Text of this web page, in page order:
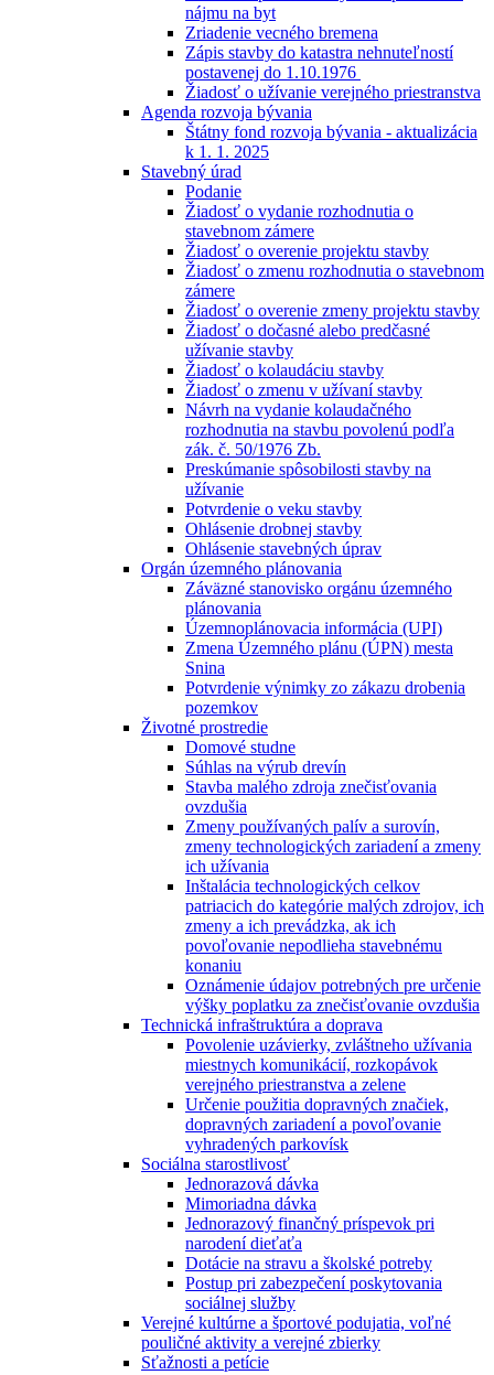
nájmu na byt
Zriadenie vecného bremena
Zápis stavby do katastra nehnuteľností
postavenej do 1.10.1976
Žiadosť o užívanie verejného priestranstva
Agenda rozvoja bývania
Štátny fond rozvoja bývania - aktualizácia
k 1. 1. 2025
Stavebný úrad
Podanie
Žiadosť o vydanie rozhodnutia o
stavebnom zámere
Žiadosť o overenie projektu stavby
Žiadosť o zmenu rozhodnutia o stavebnom
zámere
Žiadosť o overenie zmeny projektu stavby
Žiadosť o dočasné alebo predčasné
užívanie stavby
Žiadosť o kolaudáciu stavby
Žiadosť o zmenu v užívaní stavby
Návrh na vydanie kolaudačného
rozhodnutia na stavbu povolenú podľa
zák. č. 50/1976 Zb.
Preskúmanie spôsobilosti stavby na
užívanie
Potvrdenie o veku stavby
Ohlásenie drobnej stavby
Ohlásenie stavebných úprav
Orgán územného plánovania
Záväzné stanovisko orgánu územného
plánovania
Územnoplánovacia informácia (UPI)
Zmena Územného plánu (ÚPN) mesta
Snina
Potvrdenie výnimky zo zákazu drobenia
pozemkov
Životné prostredie
Domové studne
Súhlas na výrub drevín
Stavba malého zdroja znečisťovania
ovzdušia
Zmeny používaných palív a surovín,
zmeny technologických zariadení a zmeny
ich užívania
Inštalácia technologických celkov
patriacich do kategórie malých zdrojov, ich
zmeny a ich prevádzka, ak ich
povoľovanie nepodlieha stavebnému
konaniu
Oznámenie údajov potrebných pre určenie
výšky poplatku za znečisťovanie ovzdušia
Technická infraštruktúra a doprava
Povolenie uzávierky, zvláštneho užívania
miestnych komunikácií, rozkopávok
verejného priestranstva a zelene
Určenie použitia dopravných značiek,
dopravných zariadení a povoľovanie
vyhradených parkovísk
Sociálna starostlivosť
Jednorazová dávka
Mimoriadna dávka
Jednorazový finančný príspevok pri
narodení dieťaťa
Dotácie na stravu a školské potreby
Postup pri zabezpečení poskytovania
sociálnej služby
Verejné kultúrne a športové podujatia, voľné
pouličné aktivity a verejné zbierky
Sťažnosti a petície